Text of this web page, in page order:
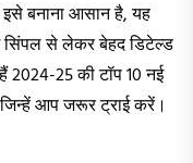
बनाना आसान है, यह
से लेकर बेहद डिटेल्ड
25 की टॉप 10 नई
आप जरूर ट्राई करें।